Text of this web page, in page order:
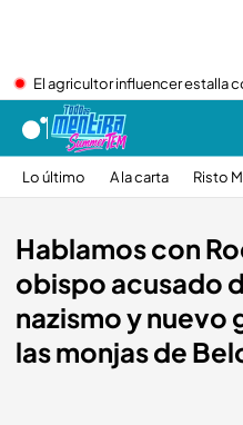
El agricultor influencer estalla
Lo último A la carta Risto
Hablamos con
obispo acusado
nazismo y nuevo
las monjas de